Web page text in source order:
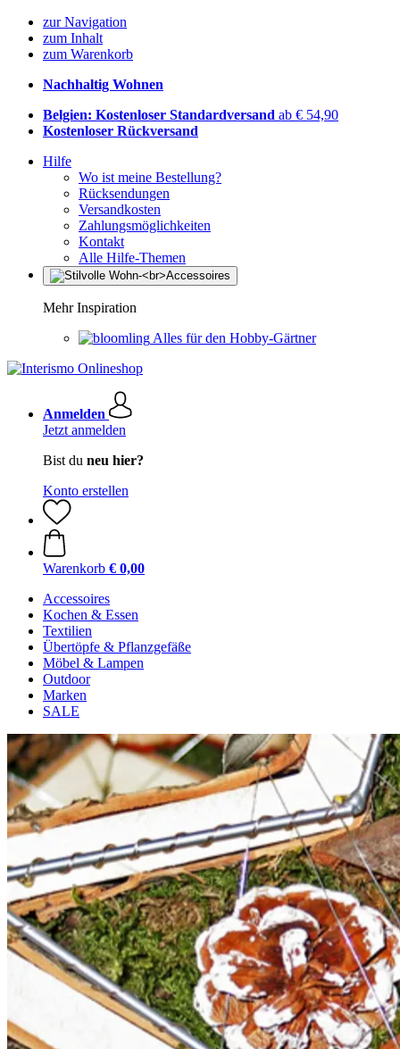
zur Navigation
zum Inhalt
zum Warenkorb
Nachhaltig Wohnen
Belgien: Kostenloser Standardversand ab € 54,90
Kostenloser Rückversand
Hilfe
Wo ist meine Bestellung?
Rücksendungen
Versandkosten
Zahlungsmöglichkeiten
Kontakt
Alle Hilfe-Themen
Mehr Inspiration
Alles für den Hobby-Gärtner
Anmelden
Jetzt anmelden
Bist du neu hier?
Konto erstellen
Warenkorb € 0,00
Accessoires
Kochen & Essen
Textilien
Übertöpfe & Pflanzgefäße
Möbel & Lampen
Outdoor
Marken
SALE